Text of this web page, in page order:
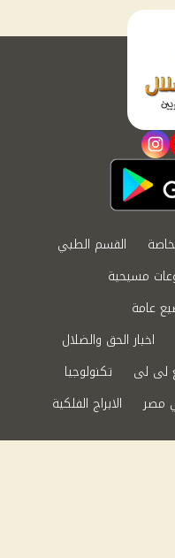
instagram
القسم الطبي
مسيحية
عامة
اخبار الحق والضلال
لى لى
تكنولوجيا
مصر
الابراج الفلكية